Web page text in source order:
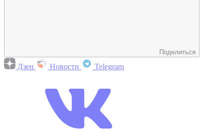
Поделиться
Дзен Новости Telegram